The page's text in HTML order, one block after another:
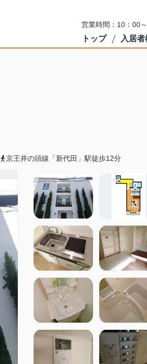
営業時間：10：00
トップ 入居者
京王井の頭線「新代田」駅徒歩12分